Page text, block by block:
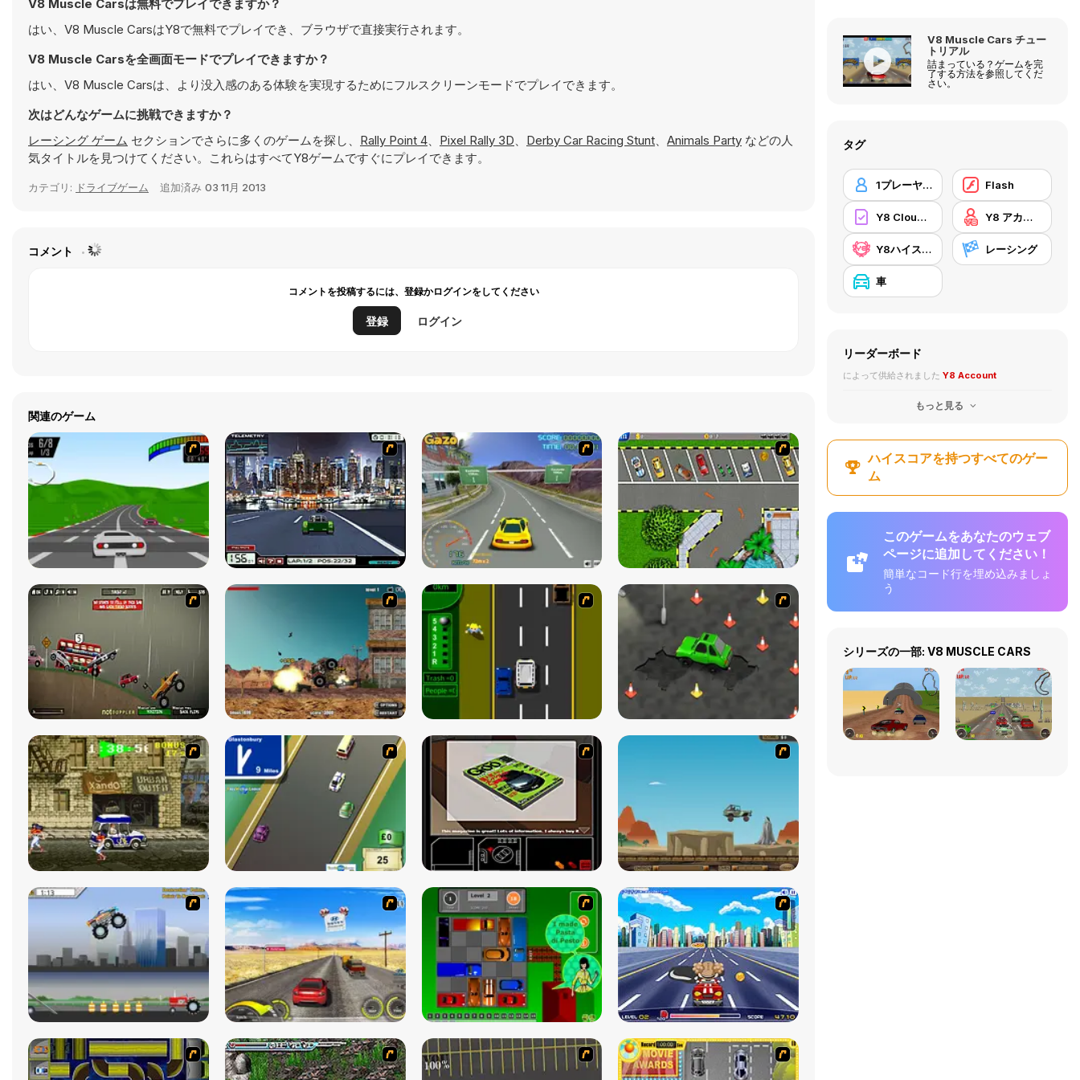
V8 Muscle Carsは無料でプレイできますか？
はい、V8 Muscle CarsはY8で無料でプレイでき、ブラウザで直接実行されます。
V8 Muscle Carsを全画面モードでプレイできますか？
はい、V8 Muscle Carsは、より没入感のある体験を実現するためにフルスクリーンモードでプレイできます。
次はどんなゲームに挑戦できますか？
レーシング ゲーム セクションでさらに多くのゲームを探し、 Rally Point 4、 Pixel Rally 3D、 Derby Car Racing Stunt、 Animals Party などの人
気タイトルを見つけてください。これらはすべてY8ゲームですぐにプレイできます。
カテゴリ: ドライブゲーム 追加済み 03 11月 2013
コメント
コメントを投稿するには、登録かログインをしてください
登録 ログイン
関連のゲーム
V8 Muscle Cars チュー
トリアル
詰まっている？ゲームを完
了する方法を参照してくだ
さい。
タグ
1プレーヤー Flash
Y8 Cloud Save Y8 アカウント
Y8ハイスコア レーシング
車
リーダーボード
によって供給されました Y8 Account
もっと見る
ハイスコアを持つすべてのゲー
ム
このゲームをあなたのウェブ
ページに追加してください！
簡単なコード行を埋め込みましょ
う
シリーズの一部: V8 MUSCLE CARS